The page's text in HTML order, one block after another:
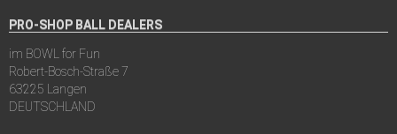
PRO-SHOP BALL DEALERS
im BOWL for Fun
Robert-Bosch-Straße 7
63225 Langen
DEUTSCHLAND